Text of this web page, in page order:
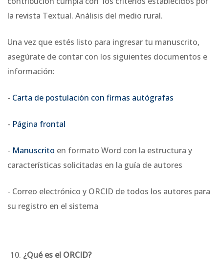
la revista Textual. Análisis del medio rural.
Una vez que estés listo para ingresar tu manuscrito,
asegúrate de contar con los siguientes documentos e
información:
- Carta de postulación con firmas autógrafas
- Página frontal
- Manuscrito en formato Word con la estructura y
características solicitadas en la guía de autores
- Correo electrónico y ORCID de todos los autores para
su registro en el sistema
¿Qué es el ORCID?